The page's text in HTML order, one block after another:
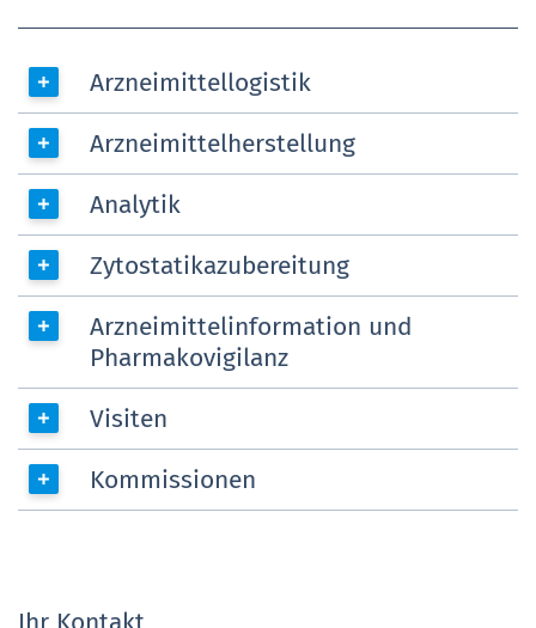
Arzneimittellogistik
Arzneimittelherstellung
Analytik
Zytostatikazubereitung
Arzneimittelinformation und
Pharmakovigilanz
Visiten
Kommissionen